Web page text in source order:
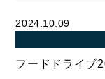
BUY 売買物件
2024.10.09
フードドライブ